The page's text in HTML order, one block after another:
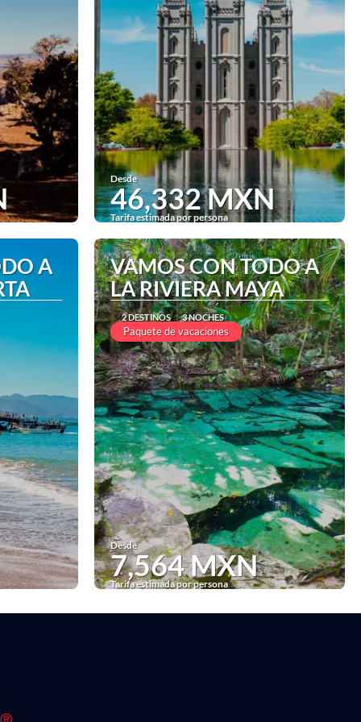
Desde
46,332 MXN
Tarifa estimada por persona
Ver
A
VAMOS CON TODO A
LA RIVIERA MAYA
2 DESTINOS 3 NOCHES
Paquete de vacaciones
Desde
7,564 MXN
Tarifa estimada por persona